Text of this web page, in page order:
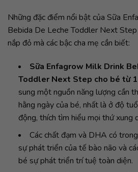
Những đặc điểm nổi bật của Sữa
Bebida De Leche Toddler Next
nắp đỏ mà các bậc cha mẹ cần biết:
Sữa Enfagrow Milk Drink
Toddler Next Step cho bé từ
sung một nguồn năng lượng cần
hằng ngày của bé, nhất là ở độ
động, thích tìm hiểu mọi thứ xung
Các chất đạm và DHA có
sự phát triển của tế bào não và
bé sự phát triển trí tuệ toàn diện.